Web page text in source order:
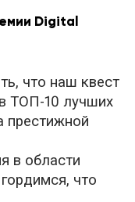
Digital
что наш квест
ТОП-10 лучших
престижной
в области
что